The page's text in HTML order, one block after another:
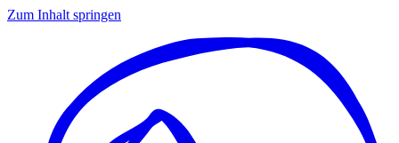
Zum Inhalt springen